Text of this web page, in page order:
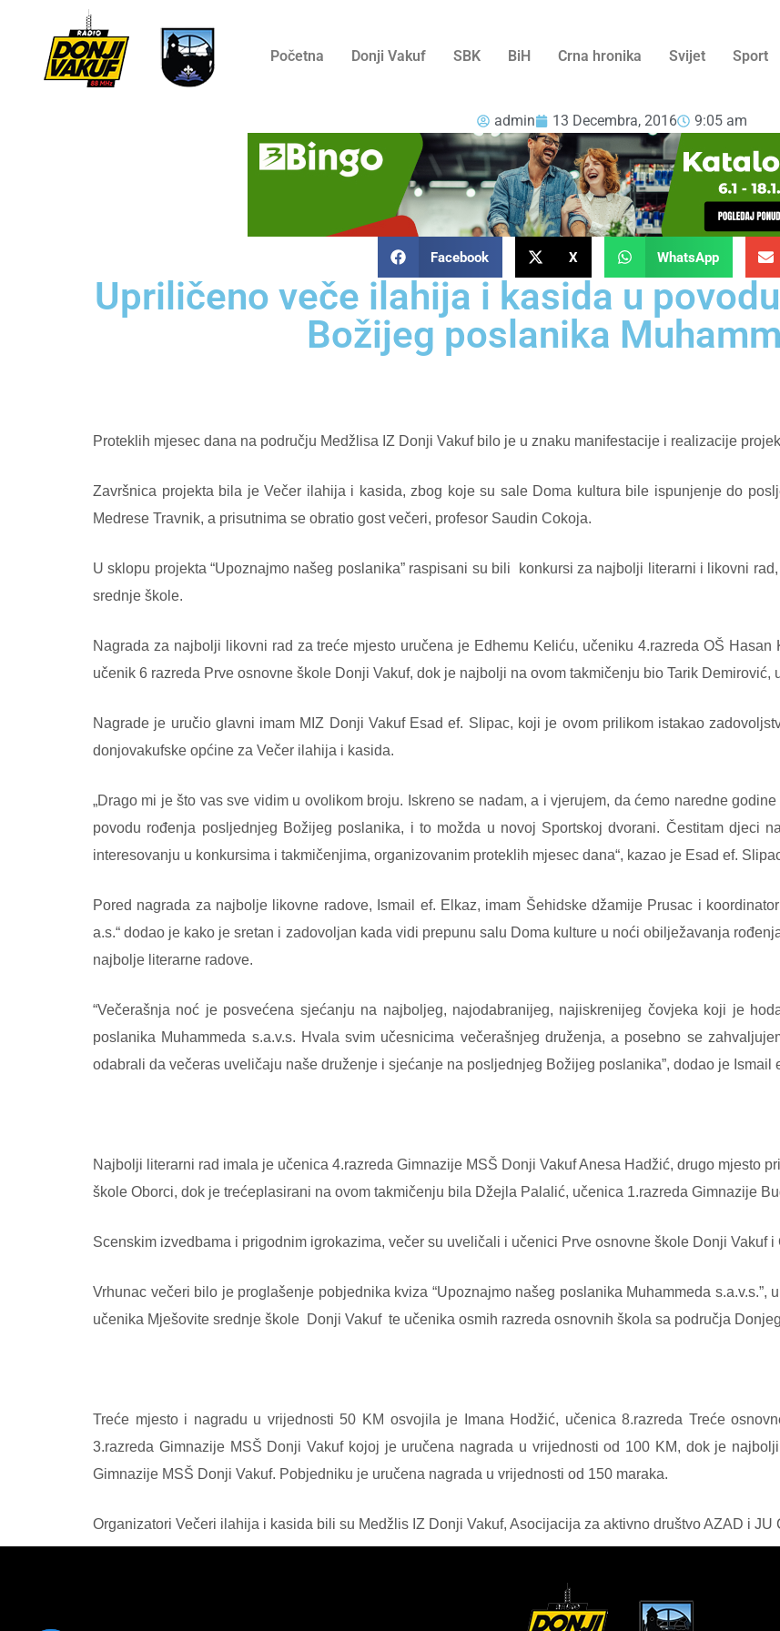
Početna Donji Vakuf SBK BiH Crna hronika Svijet Sport
admin 13 Decembra, 2016 9:05 am
Facebook X WhatsApp
Upriličeno veče ilahija i kasida u
Božijeg poslanika
Proteklih mjesec dana na području Medžlisa IZ Donji Vakuf bilo je u znaku manifestacije i realizacije
Završnica projekta bila je Večer ilahija i kasida, zbog koje su sale Doma kultura bile ispunjenje do
Medrese Travnik, a prisutnima se obratio gost večeri, profesor Saudin Cokoja.
U sklopu projekta “Upoznajmo našeg poslanika” raspisani su bili
konkursi za najbolji literarni i likovni
srednje škole.
Nagrada za najbolji likovni rad za treće mjesto uručena je Edhemu Keliću, učeniku 4.razreda OŠ
učenik 6 razreda Prve osnovne škole Donji Vakuf, dok je najbolji na ovom takmičenju bio Tarik Demirović,
Nagrade je uručio glavni imam MIZ Donji Vakuf Esad ef. Slipac, koji je ovom prilikom istakao
donjovakufske općine za Večer ilahija i kasida.
„Drago mi je što vas sve vidim u ovolikom broju. Iskreno se nadam, a i vjerujem, da ćemo naredne
povodu rođenja posljednjeg Božijeg poslanika, i to možda u novoj Sportskoj dvorani. Čestitam djeci
interesovanju u konkursima i takmičenjima, organizovanim proteklih mjesec dana“, kazao je Esad ef.
Pored nagrada za najbolje likovne radove, Ismail ef. Elkaz, imam Šehidske džamije Prusac i
a.s.“ dodao je kako je sretan i zadovoljan kada vidi prepunu salu Doma kulture u noći obilježavanja
najbolje literarne radove.
“Večerašnja noć je posvećena sjećanju na najboljeg, najodabranijeg, najiskrenijeg čovjeka koji je
poslanika Muhammeda s.a.v.s. Hvala svim učesnicima večerašnjeg druženja, a posebno se
odabrali da večeras uveličaju naše druženje i sjećanje na posljednjeg Božijeg poslanika”, dodao je Ismail
Najbolji literarni rad imala je učenica 4.razreda Gimnazije MSŠ Donji Vakuf Anesa Hadžić, drugo mjesto
škole Oborci, dok je trećeplasirani na ovom takmičenju bila Džejla Palalić, učenica 1.razreda Gimnazije
Scenskim izvedbama i prigodnim igrokazima, večer su uveličali i učenici Prve osnovne škole Donji Vakuf
Vrhunac večeri bilo je proglašenje pobjednika kviza “Upoznajmo našeg poslanika Muhammeda
učenika Mješovite srednje škole Donji Vakuf te učenika osmih razreda osnovnih škola sa područja
Treće mjesto i nagradu u vrijednosti 50 KM osvojila je Imana Hodžić, učenica 8.razreda Treće
3.razreda Gimnazije MSŠ Donji Vakuf kojoj je uručena nagrada u vrijednosti od 100 KM, dok je
Gimnazije MSŠ Donji Vakuf. Pobjedniku je uručena nagrada u vrijednosti od 150 maraka.
Organizatori Večeri ilahija i kasida bili su Medžlis IZ Donji Vakuf, Asocijacija za aktivno društvo AZAD i